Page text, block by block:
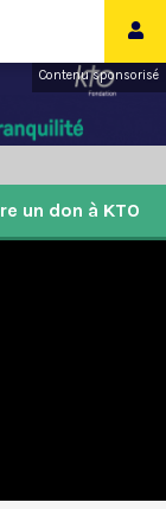
Contenu sponsorisé
un don à KTO